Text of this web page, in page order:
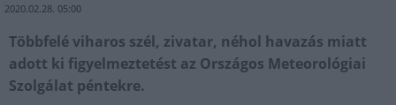
2020.02.28. 05:00
Többfelé viharos szél, zivatar, néhol havazás miatt
adott ki figyelmeztetést az Országos Meteorológiai
Szolgálat péntekre.